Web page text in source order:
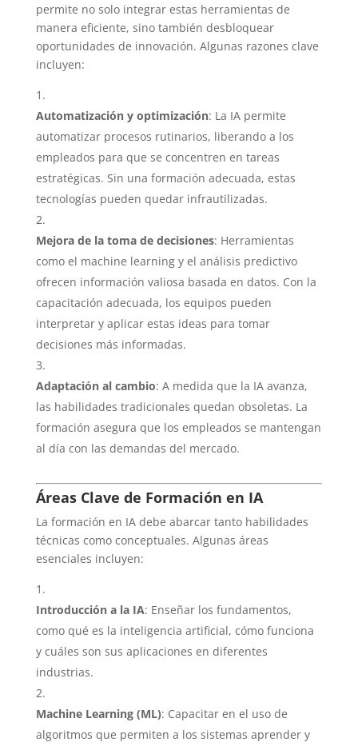
permite no solo integrar estas herramientas de
manera eficiente, sino también desbloquear
oportunidades de innovación. Algunas razones clave
incluyen:
Automatización y optimización: La IA permite
automatizar procesos rutinarios, liberando a los
empleados para que se concentren en tareas
estratégicas. Sin una formación adecuada, estas
tecnologías pueden quedar infrautilizadas.
Mejora de la toma de decisiones: Herramientas
como el machine learning y el análisis predictivo
ofrecen información valiosa basada en datos. Con la
capacitación adecuada, los equipos pueden
interpretar y aplicar estas ideas para tomar
decisiones más informadas.
Adaptación al cambio: A medida que la IA avanza,
las habilidades tradicionales quedan obsoletas. La
formación asegura que los empleados se mantengan
al día con las demandas del mercado.
Áreas Clave de Formación en IA
La formación en IA debe abarcar tanto habilidades
técnicas como conceptuales. Algunas áreas
esenciales incluyen:
Introducción a la IA: Enseñar los fundamentos,
como qué es la inteligencia artificial, cómo funciona
y cuáles son sus aplicaciones en diferentes
industrias.
Machine Learning (ML): Capacitar en el uso de
algoritmos que permiten a los sistemas aprender y